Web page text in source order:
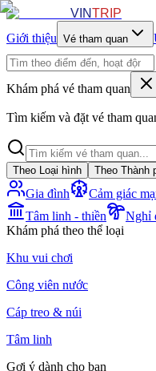
VINTRIP
Giới thiệu Vé tham quan
Khám phá vé tham quan
Tìm kiếm và đặt vé tham
Theo Loại hình Theo Thành
Gia đình Cảm giác
Tâm linh - thiền
Nghỉ
Khám phá theo thể loại
Khu vui chơi
Công viên nước
Cáp treo & núi
Tâm linh
Gợi ý dành cho bạn